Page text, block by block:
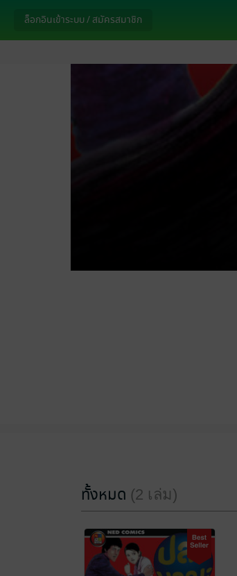
ล็อกอินเข้าระบบ / สมัครสมาชิก
ทั้งหมด (2 เล่ม)